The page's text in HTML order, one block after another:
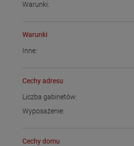
Warunki:
Warunki
Inne:
Cechy adresu
Liczba gabinetów:
Wyposażenie:
Cechy domu